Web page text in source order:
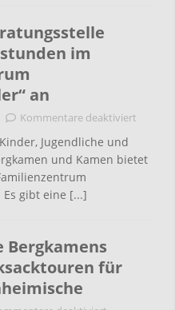
im
an
Kommentare deaktiviert
Jugendliche und
und Kamen bietet
Es gibt eine [...]
Bergkamens
für